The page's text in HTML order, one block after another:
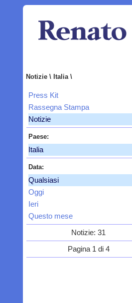
Notizie \ Italia \
Press Kit
Rassegna Stampa
Notizie
Paese:
Italia
Data:
Qualsiasi
Oggi
Ieri
Questo mese
Notizie: 31
Pagina 1 di 4